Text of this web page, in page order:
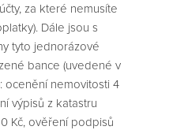
za které nemusíte
Dále jsou s
tyto jednorázové
bance (uvedené v
ocenění nemovitosti 4
výpisů z katastru
Kč, ověření podpisů